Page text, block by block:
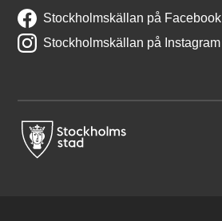
Stockholmskällan på Facebook
Stockholmskällan på Instagram